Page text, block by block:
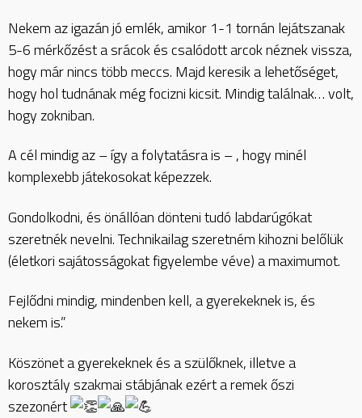
Nekem az igazán jó emlék, amikor 1-1 tornán lejátszanak
5-6 mérkőzést a srácok és csalódott arcok néznek vissza,
hogy már nincs több meccs. Majd keresik a lehetőséget,
hogy hol tudnának még focizni kicsit. Mindig találnak… volt,
hogy zokniban.
A cél mindig az – így a folytatásra is – , hogy minél
komplexebb játekosokat képezzek.
Gondolkodni, és önállóan dönteni tudó labdarúgókat
szeretnék nevelni. Technikailag szeretném kihozni belőlük
(életkori sajátosságokat figyelembe véve) a maximumot.
Fejlődni mindig, mindenben kell, a gyerekeknek is, és
nekem is.”
Köszönet a gyerekeknek és a szülőknek, illetve a
korosztály szakmai stábjának ezért a remek őszi
szezonért